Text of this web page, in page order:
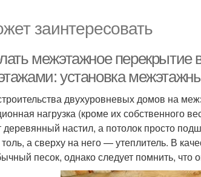
заинтересовать
межэтажное
установка
двухуровневых домов на
нагрузка (кроме их собственного
настил, а потолок просто
а сверху на него — утеплитель. В
песок, однако следует помнить, что